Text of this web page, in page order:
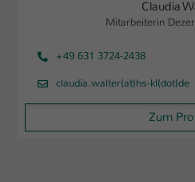
Claudia
Mitarbeiterin
+49 631 3724-2438
claudia.walter(at)hs-kl(dot)de
Zum